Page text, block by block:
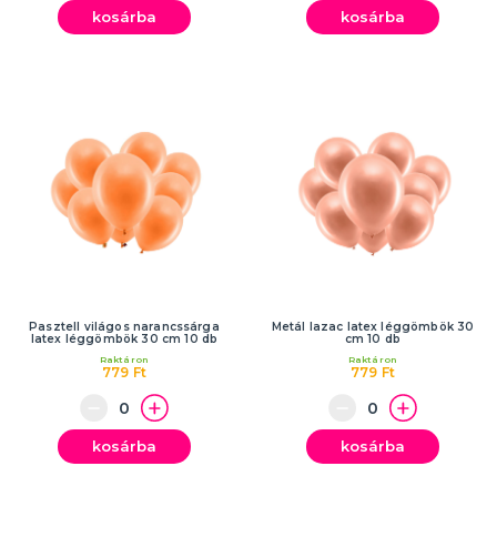
kosárba kosárba
Pasztell világos narancssárga
latex léggömbök 30 cm 10 db
779 Ft
Raktáron
kosárba
Metál lazac latex léggömbök 30
cm 10 db
779 Ft
Raktáron
kosárba